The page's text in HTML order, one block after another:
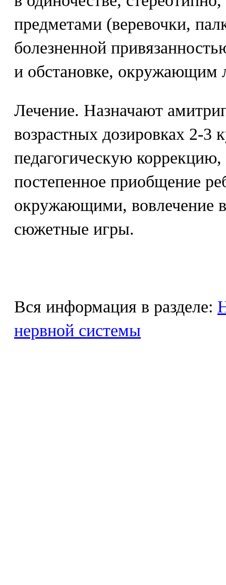
предметами (веревочки,
болезненной
и обстановке, окружающим
Лечение. Назначают
возрастных дозировках 2-3
педагогическую
постепенное приобщение
окружающими, вовлечение
сюжетные игры.
Вся информация в разделе:
нервной системы